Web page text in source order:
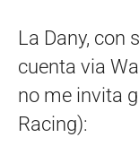
La Dany, con
cuenta via
no me invita
Racing):